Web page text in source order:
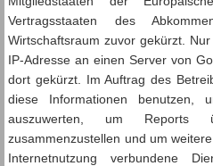
Vertragsstaaten des
Wirtschaftsraum zuvor gekürzt.
IP-Adresse an einen Server von
dort gekürzt. Im Auftrag des
diese Informationen benutzen,
auszuwerten, um Reports
zusammenzustellen und um
Internetnutzung verbundene